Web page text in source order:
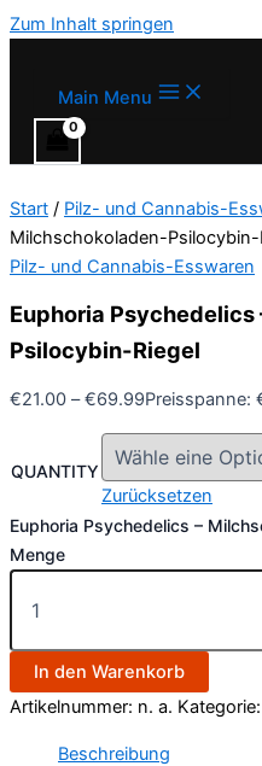
Zum Inhalt springen
Main Menu
Start / Pilz- und Cannabis-
Milchschokoladen-Psilocybin-
Pilz- und Cannabis-Esswaren
Euphoria
Psilocybin-Riegel
€21.00 –€69.99Preisspanne:
QUANTITY
Zurücksetzen
Euphoria Psychedelics –
Menge
In den Warenkorb
Artikelnummer: n. a. Kategorie:
Beschreibung